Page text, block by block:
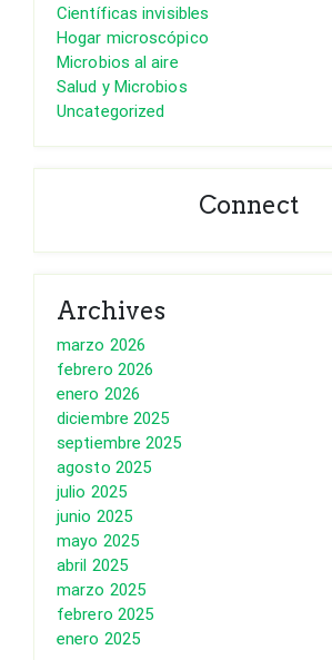
Científicas invisibles
Hogar microscópico
Microbios al aire
Salud y Microbios
Uncategorized
Connect
Archives
marzo 2026
febrero 2026
enero 2026
diciembre 2025
septiembre 2025
agosto 2025
julio 2025
junio 2025
mayo 2025
abril 2025
marzo 2025
febrero 2025
enero 2025